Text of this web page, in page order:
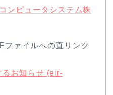
ンピュータシステム株
ファイルへの直リンク
るお知らせ (eir-